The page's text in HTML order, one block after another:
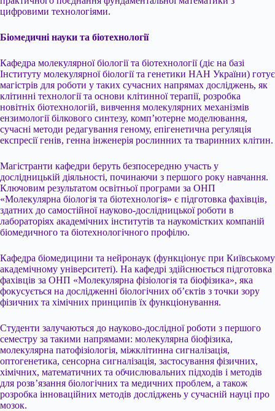
цифровими технологіями.
Біомедичні науки та біотехнології
Кафедра молекулярної біології та біотехнології (діє на базі
Інституту молекулярної біології та генетики НАН України) готує
магістрів для роботи у таких сучасних напрямах досліджень, як
клітинні технології та основи клітинної терапії, розробка
новітніх біотехнологій, вивчення молекулярних механізмів
ензимології білкового синтезу, комп’ютерне моделювання,
сучасні методи редагування геному, епігенетична регуляція
експресії генів, генна інженерія рослинних та тваринних клітин.
Магістранти кафедри беруть безпосередню участь у
дослідницькій діяльності, починаючи з першого року навчання.
Ключовим результатом освітньої програми за ОНП
«Молекулярна біологія та біотехнологія» є підготовка фахівців,
здатних до самостійної науково-дослідницької роботи в
лабораторіях академічних інститутів та наукомістких компаній
біомедичного та біотехнологічного профілю.
Кафедра біомедицини та нейронаук (функціонує при Київському
академічному університеті). На кафедрі здійснюється підготовка
фахівців за ОНП «Молекулярна фізіологія та біофізика», яка
фокусується на дослідженні біологічних об’єктів з точки зору
фізичних та хімічних принципів їх функціонування.
Студенти залучаються до науково-дослідної роботи з першого
семестру за такими напрямами: молекулярна біофізика,
молекулярна патофізіологія, міжклітинна сигналізація,
оптогенетика, сенсорна сигналізація, застосування фізичних,
хімічних, математичних та обчислювальних підходів і методів
для розв’язання біологічних та медичних проблем, а також
розробка інноваційних методів досліджень у сучасній науці про
мозок.